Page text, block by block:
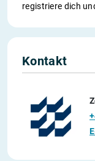
registriere dich
Kontakt